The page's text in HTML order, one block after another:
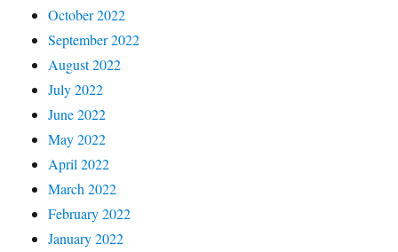
October 2022
September 2022
August 2022
July 2022
June 2022
May 2022
April 2022
March 2022
February 2022
January 2022